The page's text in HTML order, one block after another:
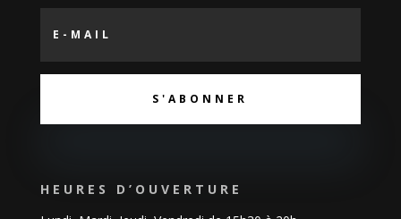
S'ABONNER
HEURES D’OUVERTURE